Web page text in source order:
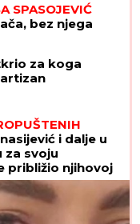
SPASOJEVIĆ
bez njega
za koga
i dalje u
svoju
približio njihovoj
sam čuo -